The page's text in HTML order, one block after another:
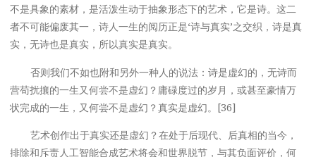
不是具象的素材，是活泼生动于抽象形态下的艺术，它是诗。这二
者不可能偏废其一，诗人一生的阅历正是‘诗与真实’之交织，诗是真
实，无诗也是真实，所以真实是真实。
否则我们不如也附和另外一种人的说法：诗是虚幻的，无诗而
营苟扰攘的一生又何尝不是虚幻？庸碌度过的岁月，或甚至豪情万
状完成的一生，又何尝不是虚幻？真实是虚幻。[36]
艺术创作出于真实还是虚幻？在处于后现代、后真相的当今，
排除和斥责人工智能合成艺术将会和世界脱节，与其负面评价，何